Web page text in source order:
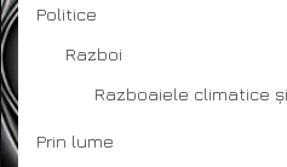
Politice
Razboi
Razboaiele climatice
Prin lume